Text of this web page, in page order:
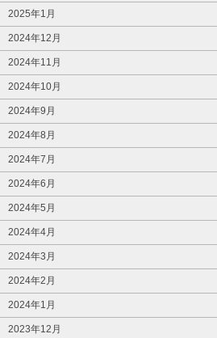
2025年1月
2024年12月
2024年11月
2024年10月
2024年9月
2024年8月
2024年7月
2024年6月
2024年5月
2024年4月
2024年3月
2024年2月
2024年1月
2023年12月